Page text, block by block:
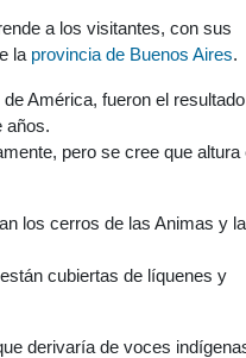
a los visitantes, con sus
la provincia de Buenos Aires.
América, fueron el
años.
pero se cree que altura
los cerros de las Animas y la
cubiertas de líquenes y
derivaría de voces